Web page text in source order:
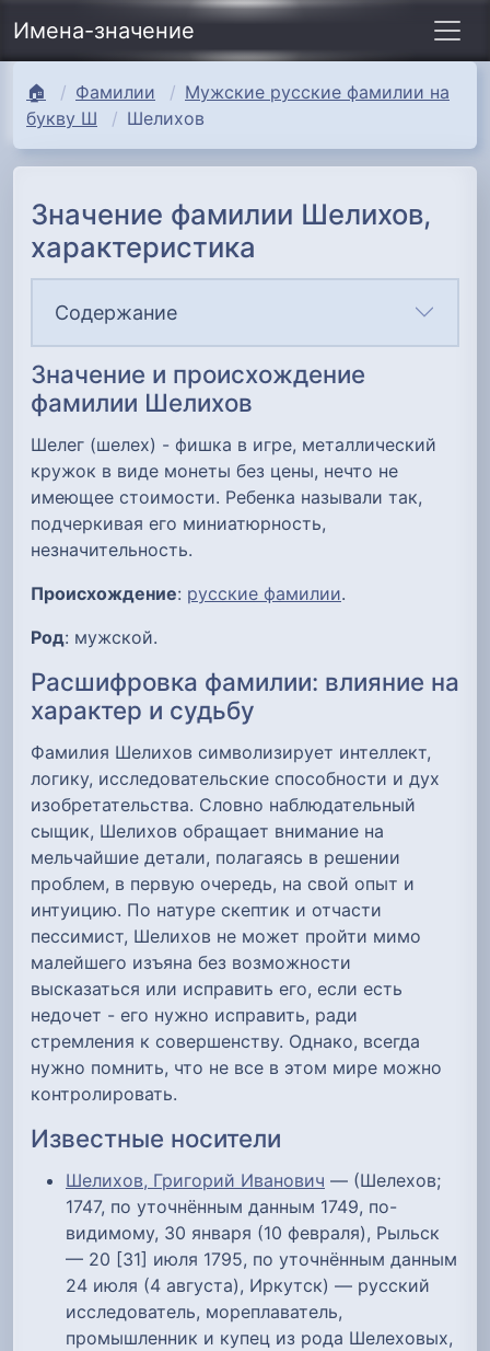
Имена-значение
🏠 Фамилии
Мужские русские фамилии на
букву Ш
Шелихов
Значение фамилии Шелихов,
характеристика
Содержание
Значение и происхождение
фамилии Шелихов
Шелег (шелех) - фишка в игре, металлический
кружок в виде монеты без цены, нечто не
имеющее стоимости. Ребенка называли так,
подчеркивая его миниатюрность,
незначительность.
Происхождение: русские фамилии.
Род: мужской.
Расшифровка фамилии: влияние на
характер и судьбу
Фамилия Шелихов символизирует интеллект,
логику, исследовательские способности и дух
изобретательства. Словно наблюдательный
сыщик, Шелихов обращает внимание на
мельчайшие детали, полагаясь в решении
проблем, в первую очередь, на свой опыт и
интуицию. По натуре скептик и отчасти
пессимист, Шелихов не может пройти мимо
малейшего изъяна без возможности
высказаться или исправить его, если есть
недочет - его нужно исправить, ради
стремления к совершенству. Однако, всегда
нужно помнить, что не все в этом мире можно
контролировать.
Известные носители
Шелихов, Григорий Иванович — (Шелехов;
1747, по уточнённым данным 1749, по-
видимому, 30 января (10 февраля), Рыльск
— 20 [31] июля 1795, по уточнённым данным
24 июля (4 августа), Иркутск) — русский
исследователь, мореплаватель,
промышленник и купец из рода Шелеховых,